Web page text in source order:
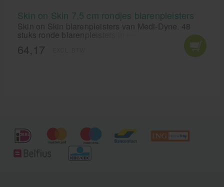
Skin on Skin 7,5 cm rondjes blarenpleisters
Skin on Skin blarenpleisters van Medi-Dyne. 48
stuks ronde blarenpleisters in een pot.
64,17